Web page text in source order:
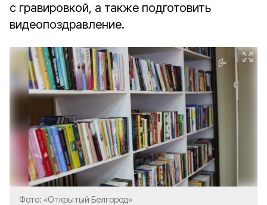
с гравировкой, а также подготовить
видеопоздравление.
Фото: «Открытый Белгород»